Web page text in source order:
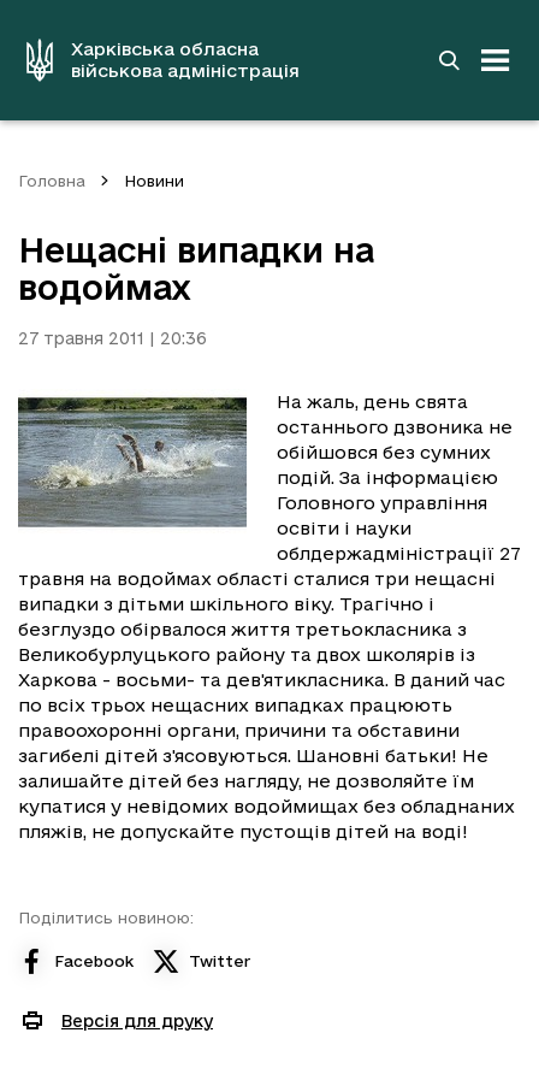
вмістуХарківська обласна
військова адміністрація
Головна Новини
Нещасні випадки на
водоймах
27 травня 2011 | 20:36
На жаль, день свята
останнього дзвоника не
обійшовся без сумних
подій. За інформацією
Головного управління
освіти і науки
облдержадміністрації 27
травня на водоймах області сталися три нещасні
випадки з дітьми шкільного віку. Трагічно і
безглуздо обірвалося життя третьокласника з
Великобурлуцького району та двох школярів із
Харкова - восьми- та дев'ятикласника. В даний час
по всіх трьох нещасних випадках працюють
правоохоронні органи, причини та обставини
загибелі дітей з'ясовуються. Шановні батьки! Не
залишайте дітей без нагляду, не дозволяйте їм
купатися у невідомих водоймищах без обладнаних
пляжів, не допускайте пустощів дітей на воді!
Поділитись новиною:
Facebook Twitter
Версія для друку